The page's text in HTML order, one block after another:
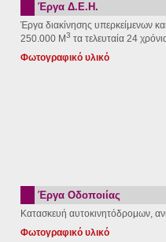
Έργα Δ.Ε.Η.
Έργα διακίνησης υπερκείμενων
250.000 Μ3 τα τελευταία 24
Φωτογραφικό υλικό
Έργα Οδοποιίας
Κατασκευή αυτοκινητόδρομων,
Φωτογραφικό υλικό